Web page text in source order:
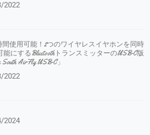
2022
間使用可能！2つのワイヤレスイヤホンを同時
能にするBluetoothトランスミッターのUSB-C版
South AirFly USB-C」
2022
2024